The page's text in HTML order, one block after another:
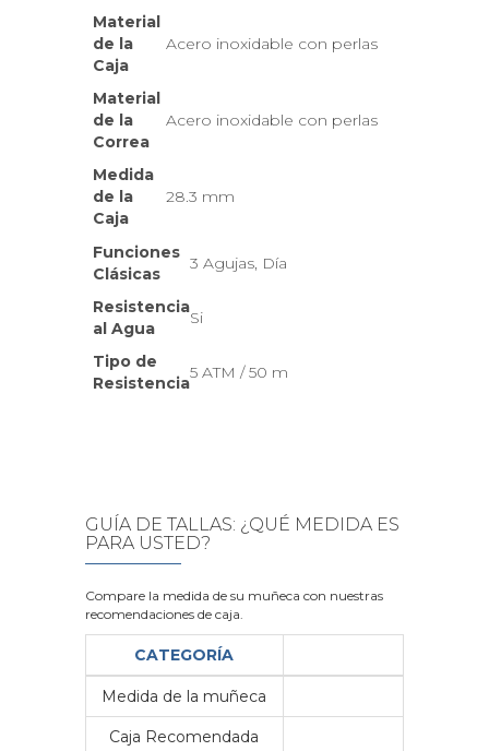
Material
de la
Caja
Acero inoxidable con perlas
Material
de la
Correa
Acero inoxidable con perlas
Medida
de la
Caja
28.3 mm
Funciones
Clásicas
3 Agujas, Día
Resistencia
al Agua
Si
Tipo de
Resistencia
5 ATM / 50 m
GUÍA DE TALLAS: ¿QUÉ MEDIDA ES
PARA USTED?
Compare la medida de su muñeca con nuestras
recomendaciones de caja.
CATEGORÍA
Medida de la muñeca
Caja Recomendada